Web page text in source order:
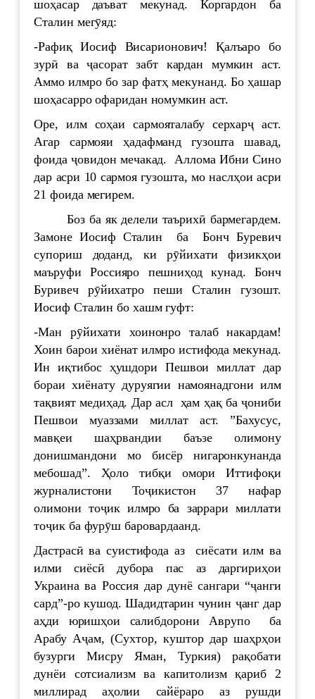
шоҳасар даъват мекунад. Коргардон ба
Сталин мегӯяд:
-Рафиқ Иосиф Висарионович! Қалъаро бо
зурӣ ва ҷасорат забт кардан мумкин аст.
Аммо илмро бо зар фатҳ мекунанд. Бо ҳашар
шоҳасарро офаридан номумкин аст.
Оре, илм соҳаи сармояталабу серхарҷ аст.
Агар сармояи ҳадафманд гузошта шавад,
фоида ҷовидон мечакад. Аллома Ибни Сино
дар асри 10 сармоя гузошта, мо наслҳои асри
21 фоида мегирем.
Боз ба як делели таърихӣ бармегардем.
Замоне Иосиф Сталин ба Бонч Буревич
супориш доданд, ки рӯйихати физикҳои
маъруфи Россияро пешниҳод кунад. Бонч
Буривеч рӯйихатро пеши Сталин гузошт.
Иосиф Сталин бо хашм гуфт:
-Ман рӯйихати хоинонро талаб накардам!
Хоин барои хиёнат илмро истифода мекунад.
Ин иқтибос ҳушдори Пешвои миллат дар
бораи хиёнату дуруягии намоянадгони илм
тақвият медиҳад. Дар асл ҳам ҳақ ба ҷониби
Пешвои муаззами миллат аст. ”Бахусус,
мавқеи шаҳрвандии баъзе олимону
донишмандони мо бисёр нигаронкунанда
мебошад”. Ҳоло тибқи омори Иттифоқи
журналистони Тоҷикистон 37 нафар
олимони тоҷик илмро ба заррари миллати
тоҷик ба фурӯш баровардаанд.
Дастрасӣ ва суистифода аз сиёсати илм ва
илми сиёсӣ дубора пас аз даргириҳои
Украина ва Россия дар дунё сангари “ҷанги
сард”-ро кушод. Шадидтарин чунин ҷанг дар
аҳди юришҳои салибдорони Аврупо ба
Арабу Аҷам, (Сухтор, куштор дар шаҳрҳои
бузурги Мисру Яман, Туркия) рақобати
дунёи сотсиализм ва капитолизм қариб 2
миллирад аҳолии сайёраро аз рушди